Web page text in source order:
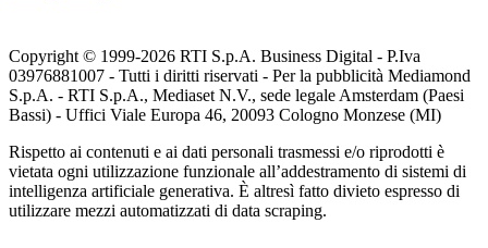
Copyright © 1999-2026 RTI S.p.A. Business Digital - P.Iva
03976881007 - Tutti i diritti riservati - Per la pubblicità Mediamond
S.p.A. - RTI S.p.A., Mediaset N.V., sede legale Amsterdam (Paesi
Bassi) - Uffici Viale Europa 46, 20093 Cologno Monzese (MI)
Rispetto ai contenuti e ai dati personali trasmessi e/o riprodotti è
vietata ogni utilizzazione funzionale all’addestramento di sistemi di
intelligenza artificiale generativa. È altresì fatto divieto espresso di
utilizzare mezzi automatizzati di data scraping.